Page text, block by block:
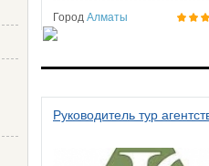
Город Алматы
Руководитель тур